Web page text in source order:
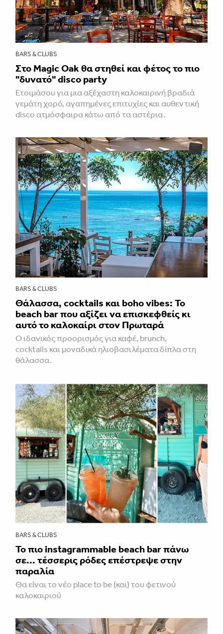
BARS & CLUBS
Στο Magic Oak θα στηθεί και φέτος το πιο
"δυνατό" disco party
Ετοιμάσου για μια αξέχαστη καλοκαιρινή βραδιά
γεμάτη χορό, αγαπημένες επιτυχίες και αυθεντική
disco ατμόσφαιρα κάτω από τα αστέρια.
BARS & CLUBS
Θάλασσα, cocktails και boho vibes: Το
beach bar που αξίζει να επισκεφθείς κι
αυτό το καλοκαίρι στον Πρωταρά
Ο ιδανικός προορισμός για καφέ, brunch,
cocktails και μοναδικά ηλιοβασιλέματα δίπλα στη
θάλασσα.
BARS & CLUBS
Το πιο instagrammable beach bar πάνω
σε... τέσσερις ρόδες επέστρεψε στην
παραλία
Θα είναι το νέο place to be (και) του φετινού
καλοκαιριού